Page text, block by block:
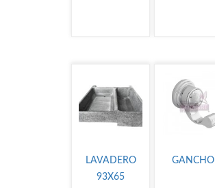
LAVADERO
93X65
GANCHO